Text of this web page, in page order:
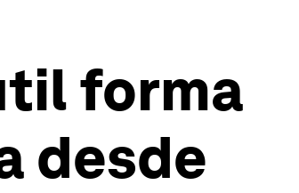
forma
desde